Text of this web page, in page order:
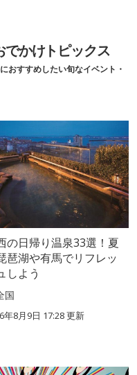
でかけトピックス
おすすめしたい旬なイベント・
の日帰り温泉33選！夏
琶湖や有馬でリフレッ
しよう
国
年8月9日 17:28更新